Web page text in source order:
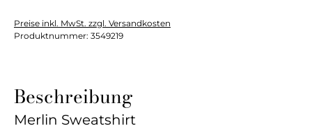
Preise inkl. MwSt. zzgl. Versandkosten
Produktnummer: 3549219
Beschreibung
Merlin Sweatshirt